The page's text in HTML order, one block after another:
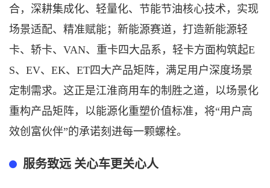
合，深耕集成化、轻量化、节能节油核心技术，实现
场景适配、精准赋能；新能源赛道，打造新能源轻
卡、轿卡、 VAN、重卡四大品系，轻卡方面构筑起E
S、EV、EK、ET四大产品矩阵，满足用户深度场景
定制需求。这正是江淮商用车的制胜之道，以场景化
重构产品矩阵，以能源化重塑价值标准，将“用户高
效创富伙伴”的承诺刻进每一颗螺栓。
服务致远 关心车更关心人